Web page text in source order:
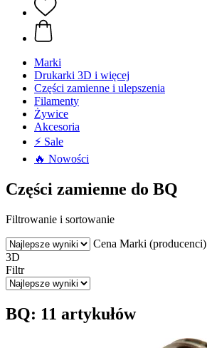
Marki
Drukarki 3D i więcej
Części zamienne i ulepszenia
Filamenty
Żywice
Akcesoria
⚡ Sale
🔥 Nowości
Części zamienne do BQ
Filtrowanie i sortowanie
Cena Marki (producenci)
3D
Filtr
BQ: 11 artykułów